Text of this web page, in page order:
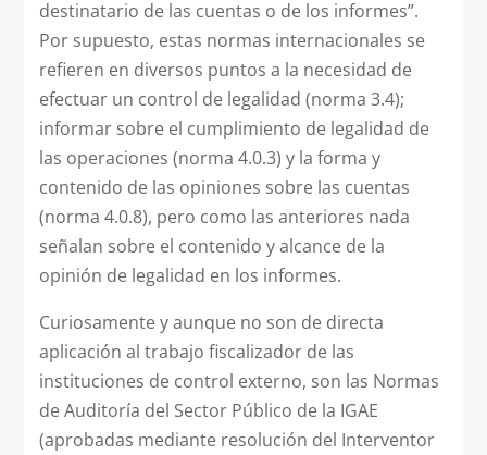
destinatario de las cuentas o de los informes”.
Por supuesto, estas normas internacionales se
refieren en diversos puntos a la necesidad de
efectuar un control de legalidad (norma 3.4);
informar sobre el cumplimiento de legalidad de
las operaciones (norma 4.0.3) y la forma y
contenido de las opiniones sobre las cuentas
(norma 4.0.8), pero como las anteriores nada
señalan sobre el contenido y alcance de la
opinión de legalidad en los informes.
Curiosamente y aunque no son de directa
aplicación al trabajo fiscalizador de las
instituciones de control externo, son las Normas
de Auditoría del Sector Público de la IGAE
(aprobadas mediante resolución del Interventor